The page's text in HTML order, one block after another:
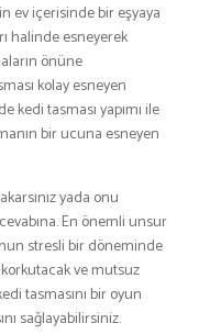
ev içerisinde bir eşyaya
halinde esneyerek
önüne
kolay esneyen
kedi tasması yapımı ile
bir ucuna esneyen
yada onu
En önemli unsur
stresli bir döneminde
ve mutsuz
tasmasını bir oyun
sağlayabilirsiniz.